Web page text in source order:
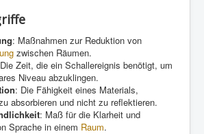
: Maßnahmen zur Reduktion von
zwischen Räumen.
Zeit, die ein Schallereignis benötigt, um
Niveau abzuklingen.
: Die Fähigkeit eines Materials,
absorbieren und nicht zu reflektieren.
: Maß für die Klarheit und
Sprache in einem Raum.